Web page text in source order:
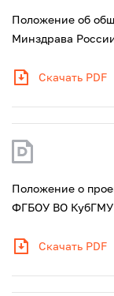
Положение об
Минздрава
Скачать PDF
Положение о
ФГБОУ ВО КубГМУ
Скачать PDF